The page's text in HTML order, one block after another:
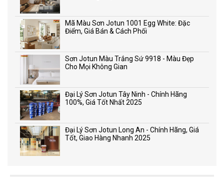
Mã Màu Sơn Jotun 1001 Egg White: Đặc
Điểm, Giá Bán & Cách Phối
Sơn Jotun Màu Trắng Sứ 9918 - Màu Đẹp
Cho Mọi Không Gian
Đại Lý Sơn Jotun Tây Ninh - Chính Hãng
100%, Giá Tốt Nhất 2025
Đại Lý Sơn Jotun Long An - Chính Hãng, Giá
Tốt, Giao Hàng Nhanh 2025